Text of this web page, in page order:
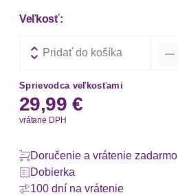
Veľkosť:
Pridať do košíka
Sprievodca veľkosťami
29,99 €
vrátane DPH
Doručenie a vrátenie zadarmo
Dobierka
100 dní na vrátenie